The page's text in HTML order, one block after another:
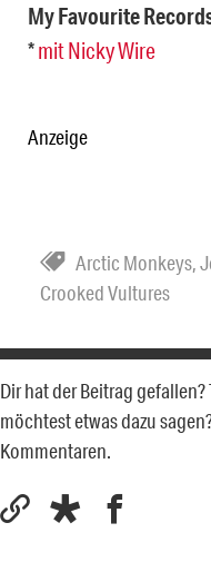
My Favourite
*mit Nicky Wire
Anzeige
Arctic Monkeys,
Crooked Vultures
Dir hat der Beitrag
möchtest etwas dazu
Kommentaren.